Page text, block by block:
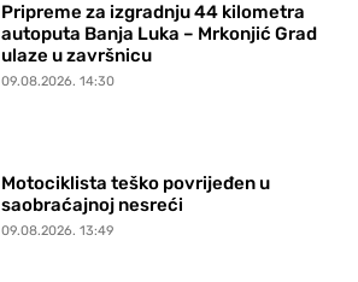
Pripreme za izgradnju 44 kilometra
autoputa Banja Luka – Mrkonjić Grad
ulaze u završnicu
09.08.2026. 14:30
Motociklista teško povrijeđen u
saobraćajnoj nesreći
09.08.2026. 13:49